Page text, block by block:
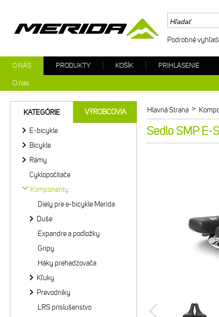
Hlavná Strana >
Sedlo SMP E-
KATEGÓRIE VÝROBCOVIA
E-bicykle
Bicykle
Rámy
Cyklopočítače
Komponenty
Diely pre e-bicykle Merida
Duše
Expandre a podložky
Gripy
Háky prehadzovača
Kľuky
Prevodníky
LRS príslušenstvo
Podrobné
O NÁS
O nás
PRODUKTY KOŠÍK PRIHLÁSENIE